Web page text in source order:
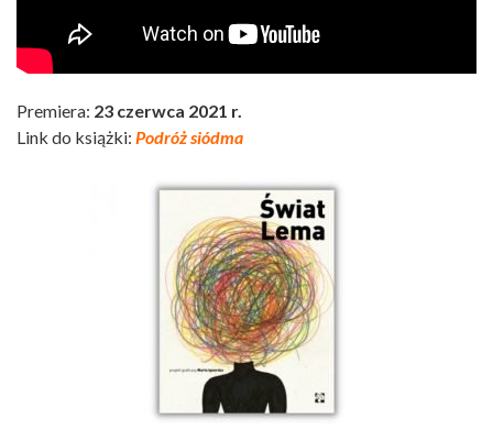
Premiera: 23 czerwca 2021 r.
Link do książki: Podróż siódma